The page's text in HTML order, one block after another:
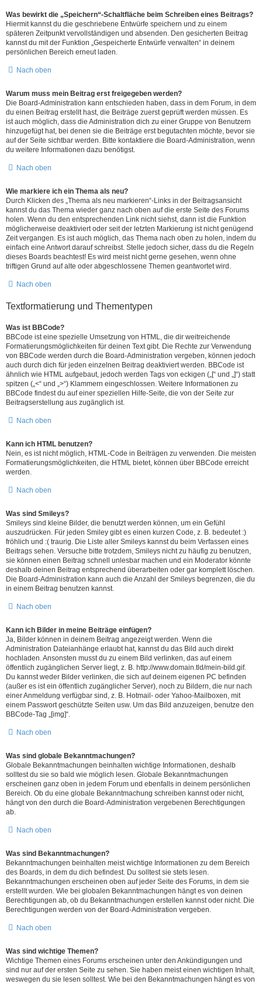
Was bewirkt die „Speichern“-Schaltfläche beim Schreiben eines Beitrags?
Hiermit kannst du die geschriebene Entwürfe speichern und zu einem
späteren Zeitpunkt vervollständigen und absenden. Den gesicherten Beitrag
kannst du mit der Funktion „Gespeicherte Entwürfe verwalten“ in deinem
persönlichen Bereich erneut laden.
Nach oben
Warum muss mein Beitrag erst freigegeben werden?
Die Board-Administration kann entschieden haben, dass in dem Forum, in dem
du einen Beitrag erstellt hast, die Beiträge zuerst geprüft werden müssen. Es
ist auch möglich, dass die Administration dich zu einer Gruppe von Benutzern
hinzugefügt hat, bei denen sie die Beiträge erst begutachten möchte, bevor sie
auf der Seite sichtbar werden. Bitte kontaktiere die Board-Administration, wenn
du weitere Informationen dazu benötigst.
Nach oben
Wie markiere ich ein Thema als neu?
Durch Klicken des „Thema als neu markieren“-Links in der Beitragsansicht
kannst du das Thema wieder ganz nach oben auf die erste Seite des Forums
holen. Wenn du den entsprechenden Link nicht siehst, dann ist die Funktion
möglicherweise deaktiviert oder seit der letzten Markierung ist nicht genügend
Zeit vergangen. Es ist auch möglich, das Thema nach oben zu holen, indem du
einfach eine Antwort darauf schreibst. Stelle jedoch sicher, dass du die Regeln
dieses Boards beachtest! Es wird meist nicht gerne gesehen, wenn ohne
triftigen Grund auf alte oder abgeschlossene Themen geantwortet wird.
Nach oben
Textformatierung und Thementypen
Was ist BBCode?
BBCode ist eine spezielle Umsetzung von HTML, die dir weitreichende
Formatierungsmöglichkeiten für deinen Text gibt. Die Rechte zur Verwendung
von BBCode werden durch die Board-Administration vergeben, können jedoch
auch durch dich für jeden einzelnen Beitrag deaktiviert werden. BBCode ist
ähnlich wie HTML aufgebaut, jedoch werden Tags von eckigen („[“ und „]“) statt
spitzen („<“ und „>“) Klammern eingeschlossen. Weitere Informationen zu
BBCode findest du auf einer speziellen Hilfe-Seite, die von der Seite zur
Beitragserstellung aus zugänglich ist.
Nach oben
Kann ich HTML benutzen?
Nein, es ist nicht möglich, HTML-Code in Beiträgen zu verwenden. Die meisten
Formatierungsmöglichkeiten, die HTML bietet, können über BBCode erreicht
werden.
Nach oben
Was sind Smileys?
Smileys sind kleine Bilder, die benutzt werden können, um ein Gefühl
auszudrücken. Für jeden Smiley gibt es einen kurzen Code, z. B. bedeutet :)
fröhlich und :( traurig. Die Liste aller Smileys kannst du beim Verfassen eines
Beitrags sehen. Versuche bitte trotzdem, Smileys nicht zu häufig zu benutzen,
sie können einen Beitrag schnell unlesbar machen und ein Moderator könnte
deshalb deinen Beitrag entsprechend überarbeiten oder gar komplett löschen.
Die Board-Administration kann auch die Anzahl der Smileys begrenzen, die du
in einem Beitrag benutzen kannst.
Nach oben
Kann ich Bilder in meine Beiträge einfügen?
Ja, Bilder können in deinem Beitrag angezeigt werden. Wenn die
Administration Dateianhänge erlaubt hat, kannst du das Bild auch direkt
hochladen. Ansonsten musst du zu einem Bild verlinken, das auf einem
öffentlich zugänglichen Server liegt, z. B. http://www.domain.tld/mein-bild.gif.
Du kannst weder Bilder verlinken, die sich auf deinem eigenen PC befinden
(außer es ist ein öffentlich zugänglicher Server), noch zu Bildern, die nur nach
einer Anmeldung verfügbar sind, z. B. Hotmail- oder Yahoo-Mailboxen, mit
einem Passwort geschützte Seiten usw. Um das Bild anzuzeigen, benutze den
BBCode-Tag „[img]“.
Nach oben
Was sind globale Bekanntmachungen?
Globale Bekanntmachungen beinhalten wichtige Informationen, deshalb
solltest du sie so bald wie möglich lesen. Globale Bekanntmachungen
erscheinen ganz oben in jedem Forum und ebenfalls in deinem persönlichen
Bereich. Ob du eine globale Bekanntmachung schreiben kannst oder nicht,
hängt von den durch die Board-Administration vergebenen Berechtigungen
ab.
Nach oben
Was sind Bekanntmachungen?
Bekanntmachungen beinhalten meist wichtige Informationen zu dem Bereich
des Boards, in dem du dich befindest. Du solltest sie stets lesen.
Bekanntmachungen erscheinen oben auf jeder Seite des Forums, in dem sie
erstellt wurden. Wie bei globalen Bekanntmachungen hängt es von deinen
Berechtigungen ab, ob du Bekanntmachungen erstellen kannst oder nicht. Die
Berechtigungen werden von der Board-Administration vergeben.
Nach oben
Was sind wichtige Themen?
Wichtige Themen eines Forums erscheinen unter den Ankündigungen und
sind nur auf der ersten Seite zu sehen. Sie haben meist einen wichtigen Inhalt,
weswegen du sie lesen solltest. Wie bei den Bekanntmachungen hängt es von